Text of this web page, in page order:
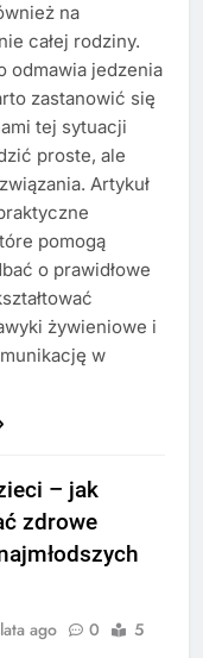
na
całej rodziny.
odmawia jedzenia
zastanowić się
tej sytuacji
proste, ale
Artykuł
pomogą
o prawidłowe
żywieniowe i
w
– jak
zdrowe
ago 0
5